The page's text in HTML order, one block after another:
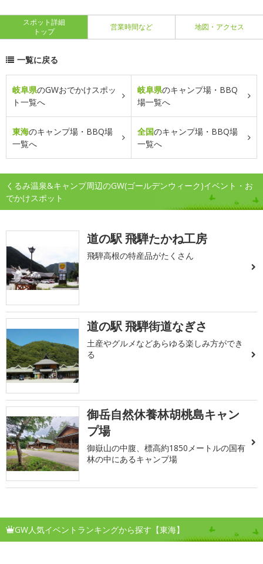
スポット詳細
トップ
営業時間など 地図・アクセス
一覧に戻る
岐阜県のGWおでかけスポッ
ト一覧へ
岐阜県のキャンプ場・BBQ
場一覧へ
東海のキャンプ場・BBQ場
一覧へ
全国のキャンプ場・BBQ場
一覧へ
くるみ温泉&キャンプ周辺のGW(ゴールデンウィーク)イベント・お
でかけスポット
道の駅 飛騨たかね工房
飛騨高根の特産品がたくさん
道の駅 飛騨街道なぎさ
土産やグルメなどあらゆる楽しみ方ができ
る
御岳自然休養林胡桃島キャン
プ場
御嶽山の中腹、標高約1850メートルの国有
林の中にあるキャンプ場
GW人気イベントランキングから探す【東海】